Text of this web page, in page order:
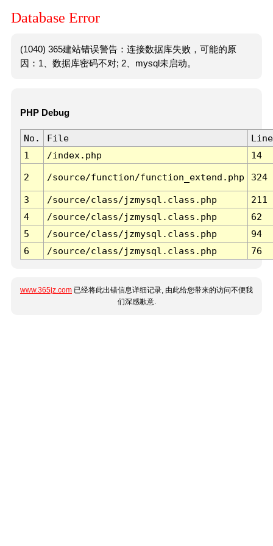
Database Error
(1040) 365建站错误警告：连接数据库失败，可能的原
因：1、数据库密码不对; 2、mysql未启动。
PHP Debug
No. File
Line
1
/index.php 14
2 /source/function/function_extend.php 324
3 /source/class/jzmysql.class.php
211
4
/source/class/jzmysql.class.php
62
5
/source/class/jzmysql.class.php
94
6
/source/class/jzmysql.class.php 76
www.365jz.com 已经将此出错信息详细记录, 由此给您带来的访问不便我
们深感歉意.